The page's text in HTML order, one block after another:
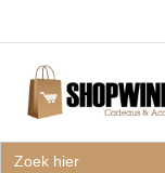
naar:
Zoek
naar: